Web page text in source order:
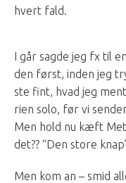
hvert fald.
I går sagde jeg fx til
den først, inden jeg
ste fint, hvad jeg
rien solo, før vi
Men hold nu kæft
det?? “Den store
Men kom an – smid